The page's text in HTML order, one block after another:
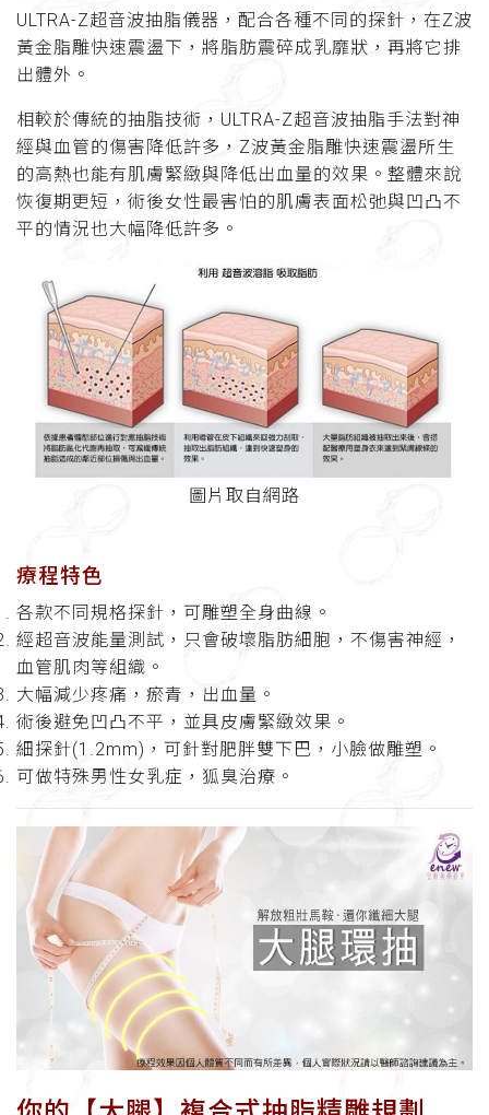
ULTRA-Z超音波抽脂儀器，配合各種不同的探針，在Z波
黃金脂雕快速震盪下，將脂肪震碎成乳靡狀，再將它排
出體外。
相較於傳統的抽脂技術，ULTRA-Z超音波抽脂手法對神
經與血管的傷害降低許多，Z波黃金脂雕快速震盪所生
的高熱也能有肌膚緊緻與降低出血量的效果。整體來說
恢復期更短，術後女性最害怕的肌膚表面松弛與凹凸不
平的情況也大幅降低許多。
圖片取自網路
療程特色
各款不同規格探針，可雕塑全身曲線。
經超音波能量測試，只會破壞脂肪細胞，不傷害神經，
血管肌肉等組織。
大幅減少疼痛，瘀青，出血量。
術後避免凹凸不平，並具皮膚緊緻效果。
細探針(1.2mm)，可針對肥胖雙下巴，小臉做雕塑。
可做特殊男性女乳症，狐臭治療。